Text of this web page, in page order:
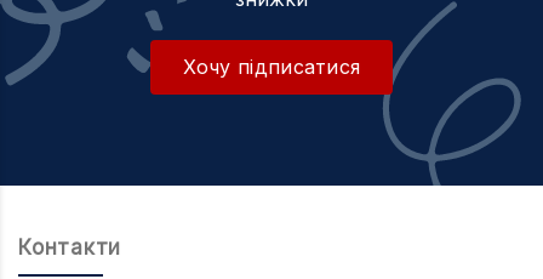
Хочу підписатися
Контакти